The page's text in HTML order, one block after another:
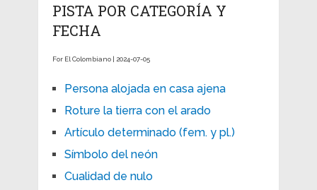
PISTA POR CATEGORÍA Y
FECHA
For El Colombiano | 2024-07-05
Persona alojada en casa ajena
Roture la tierra con el arado
Artículo determinado (fem. y pl.)
Símbolo del neón
Cualidad de nulo